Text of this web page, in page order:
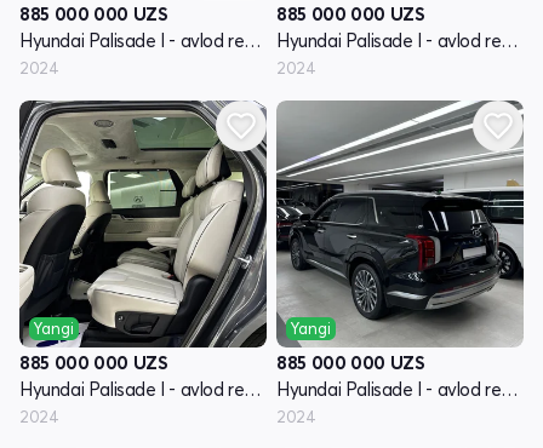
885 000 000 UZS
Hyundai Palisade I - avlod restayling
2024
885 000 000 UZS
Hyundai Palisade I - avlod restayling
2024
Yangi
885 000 000 UZS
Hyundai Palisade I - avlod restayling
2024
Yangi
885 000 000 UZS
Hyundai Palisade I - avlod restayling
2024